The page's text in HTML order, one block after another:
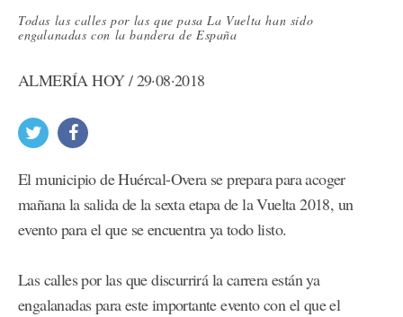
Todas las calles por las que pasa La Vuelta han sido
engalanadas con la bandera de España
ALMERÍA HOY / 29·08·2018
El municipio de Huércal-Overa se prepara para acoger
mañana la salida de la sexta etapa de la Vuelta 2018, un
evento para el que se encuentra ya todo listo.
Las calles por las que discurrirá la carrera están ya
engalanadas para este importante evento con el que el